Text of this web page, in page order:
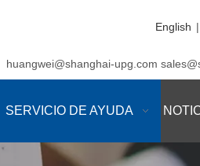
English |
huangwei@shanghai-upg.com
SERVICIO DE AYUDA